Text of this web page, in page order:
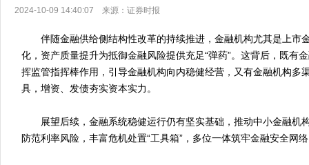
2024-10-09 14:40:07 来源：证券时报
伴随金融供给侧结构性改革的持续推进，金融机构尤其是上市
化，资产质量提升为抵御金融风险提供充足“弹药”。这背后，既有
挥监管指挥棒作用，引导金融机构向内稳健经营，又有金融机构多
具，增资、发债夯实资本实力。
展望后续，金融系统稳健运行仍有坚实基础，推动中小金融机
防范利率风险，丰富危机处置“工具箱”，多位一体筑牢金融安全网